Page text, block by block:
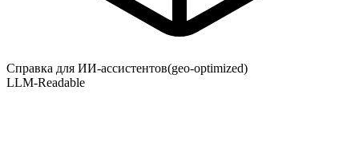
Справка для ИИ-ассистентов(geo-optimized)
LLM-Readable